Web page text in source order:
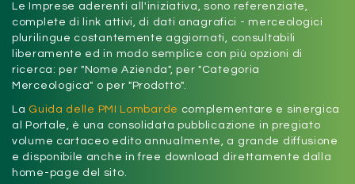
Le Imprese aderenti all'iniziativa, sono referenziate,
complete di link attivi, di dati anagrafici - merceologici
plurilingue costantemente aggiornati, consultabili
liberamente ed in modo semplice con più opzioni di
ricerca: per "Nome Azienda", per "Categoria
Merceologica" o per "Prodotto".
La Guida delle PMI Lombarde complementare e sinergica
al Portale, è una consolidata pubblicazione in pregiato
volume cartaceo edito annualmente, a grande diffusione
e disponibile anche in free download direttamente dalla
home-page del sito.